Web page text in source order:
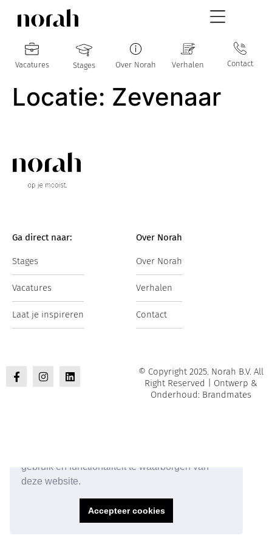
gebruik en functionaliteit te waarborgen van
deze website.
Accepteer cookies
Vacatures Stages Over Norah Verhalen Contact
Locatie: Zevenaar
Ga direct naar:
Stages
Vacatures
Laat je inspireren
Over Norah
Over Norah
Verhalen
Contact
© Copyright 2025. Norah B.V. All
Right Reserved | Ontwerp &
Onderhoud: Brandmates